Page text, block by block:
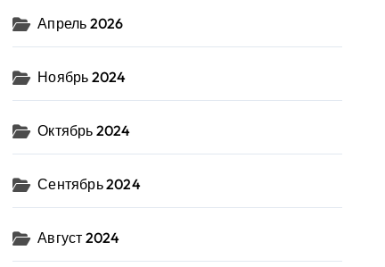
Апрель 2026
Ноябрь 2024
Октябрь 2024
Сентябрь 2024
Август 2024